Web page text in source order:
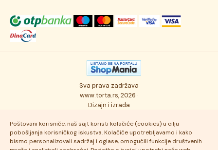
Poštovani korisniče, naš sajt koristi kolačiće (cookies) u cilju
pobošljanja korisničkog iskustva. Kolačiće upotrebljavamo i kako
bismo personalizovali sadržaj i oglase, omogućili funkcije društvenih
Torta klasici
Osmisli tortu
Ukusi torti
Dostava robe
Autorska prava
Politika privatnosti
Najčešće postavljana pitanja
Novosti
Posao
Kontakt
Sva prava zadržava
www.torta.rs, 2026 ·
Dizajn i izrada